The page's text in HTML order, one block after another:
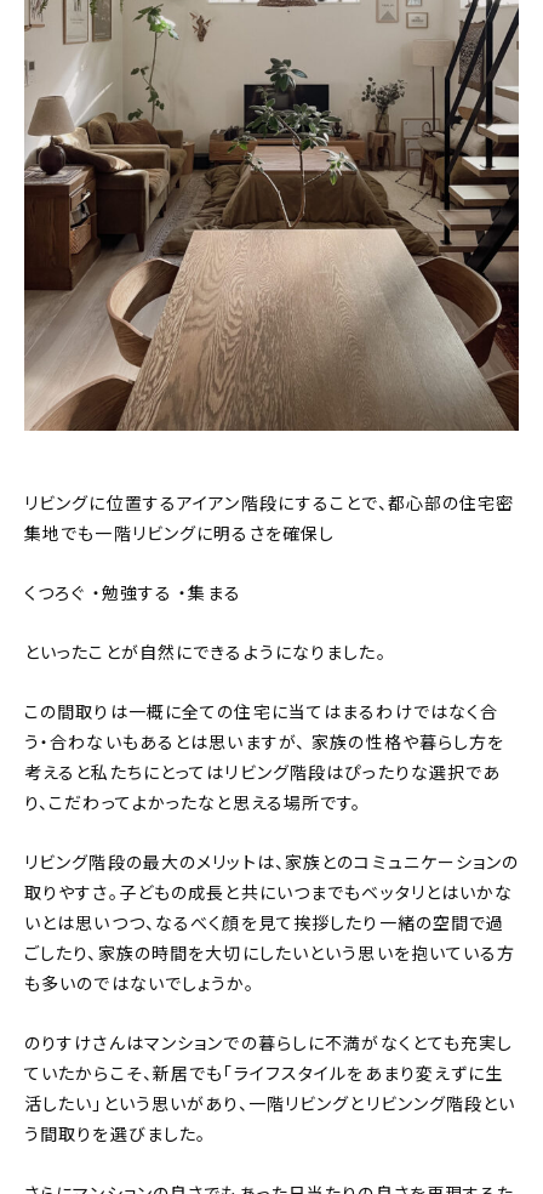
リビングに位置するアイアン階段にすることで、都心部の住宅密
集地でも一階リビングに明るさを確保し
くつろぐ ・勉強する ・集まる
といったことが自然にできるようになりました。
この間取りは一概に全ての住宅に当てはまるわけではなく合
う・合わないもあるとは思いますが、 家族の性格や暮らし方を
考えると私たちにとってはリビング階段はぴったりな選択であ
り、こだわってよかったなと思える場所です。
リビング階段の最大のメリットは、家族とのコミュニケーションの
取りやすさ。子どもの成長と共にいつまでもベッタリとはいかな
いとは思いつつ、なるべく顔を見て挨拶したり一緒の空間で過
ごしたり、家族の時間を大切にしたいという思いを抱いている方
も多いのではないでしょうか。
のりすけさんはマンションでの暮らしに不満がなくとても充実し
ていたからこそ、新居でも「ライフスタイルをあまり変えずに生
活したい」という思いがあり、一階リビングとリビンング階段とい
う間取りを選びました。